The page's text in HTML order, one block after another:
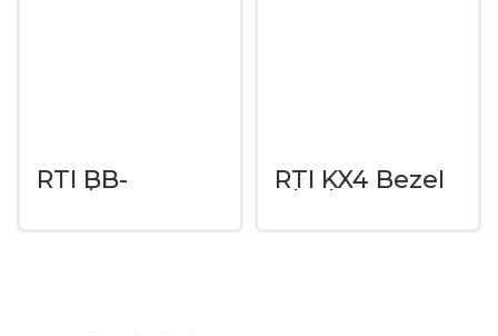
RTI BB-
KX3/KX4
RTI KX4 Bezel
Black